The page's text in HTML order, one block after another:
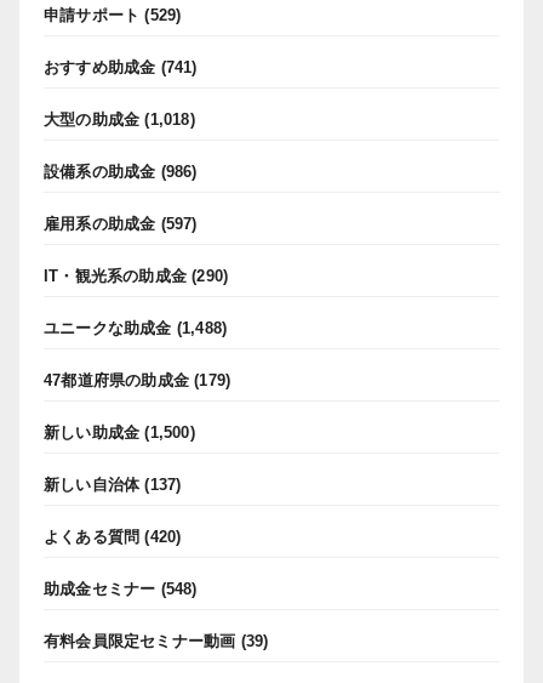
申請サポート (529)
おすすめ助成金 (741)
大型の助成金 (1,018)
設備系の助成金 (986)
雇用系の助成金 (597)
IT・観光系の助成金 (290)
ユニークな助成金 (1,488)
47都道府県の助成金 (179)
新しい助成金 (1,500)
新しい自治体(137)
よくある質問 (420)
助成金セミナー (548)
有料会員限定セミナー動画 (39)